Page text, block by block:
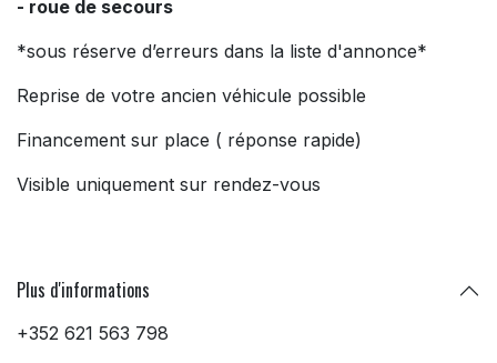
- roue de secours
*sous réserve d’erreurs dans la liste d'annonce*
Reprise de votre ancien véhicule possible
Financement sur place ( réponse rapide)
Visible uniquement sur rendez-vous
Plus d'informations
+352 621 563 798